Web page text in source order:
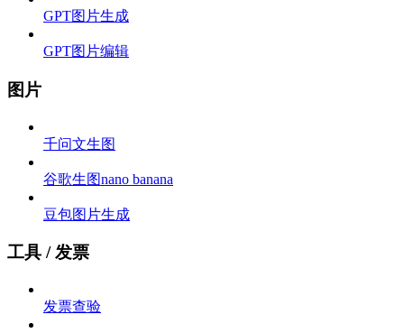
GPT图片生成
GPT图片编辑
图片
千问文生图
谷歌生图nano banana
豆包图片生成
工具 / 发票
发票查验